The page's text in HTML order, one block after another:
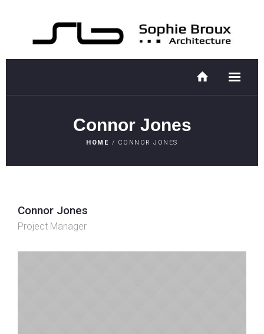
Connor Jones
HOME / CONNOR JONES
Connor Jones
Project Manager